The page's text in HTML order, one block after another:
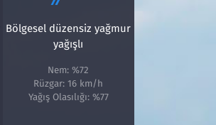
Bölgesel düzensiz yağmur
yağışlı
Nem: %72
Rüzgar: 16 km/h
Yağış Olasılığı: %77